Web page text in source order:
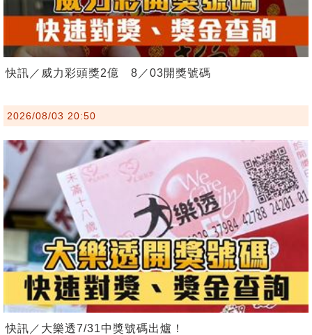
快訊／威力彩頭獎2億 8／03開獎號碼
2026/08/03 20:50
快訊／大樂透7/31中獎號碼出爐！